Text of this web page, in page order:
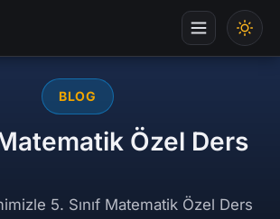
BLOG
Matematik Özel Ders
5. Sınıf Matematik Özel Ders